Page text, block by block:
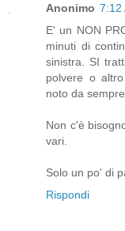
Anonimo 7:12
E' un NON
minuti di
sinistra. SI
polvere o
noto da
Non c'è
vari.
Solo un po' di
Rispondi